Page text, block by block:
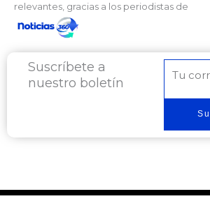
relevantes, gracias a los periodistas de
Suscríbete a
nuestro boletín